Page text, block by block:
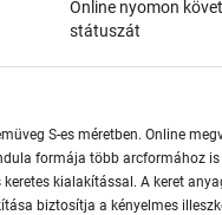
Online nyomon
státuszát
S-es méretben. Online
formája több arcformához
kialakítással. A keret
biztosítja a kényelmes